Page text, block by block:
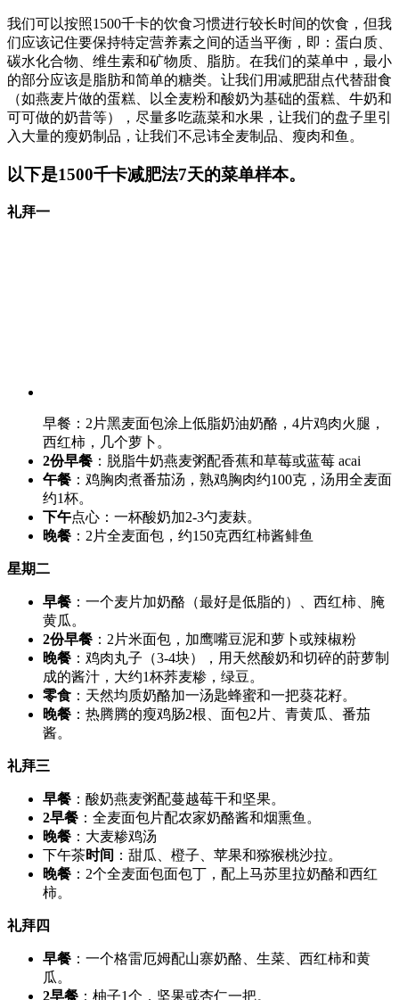
我们可以按照1500千卡的饮食习惯进行较长时间的饮食，但我
们应该记住要保持特定营养素之间的适当平衡，即：蛋白质、
碳水化合物、维生素和矿物质、脂肪。在我们的菜单中，最小
的部分应该是脂肪和简单的糖类。让我们用减肥甜点代替甜食
（如燕麦片做的蛋糕、以全麦粉和酸奶为基础的蛋糕、牛奶和
可可做的奶昔等），尽量多吃蔬菜和水果，让我们的盘子里引
入大量的瘦奶制品，让我们不忌讳全麦制品、瘦肉和鱼。
以下是1500千卡减肥法7天的菜单样本。
礼拜一
早餐：2片黑麦面包涂上低脂奶油奶酪，4片鸡肉火腿，
西红柿，几个萝卜。
2份早餐 ：脱脂牛奶燕麦粥配香蕉和草莓或蓝莓 acai
午餐 ：鸡胸肉煮番茄汤，熟鸡胸肉约100克，汤用全麦面
约1杯。
下午点心：一杯酸奶加2-3勺麦麸。
晚餐 ：2片全麦面包，约150克西红柿酱鲱鱼
星期二
早餐 ：一个麦片加奶酪（最好是低脂的）、西红柿、腌
黄瓜。
2份早餐 ：2片米面包，加鹰嘴豆泥和萝卜或辣椒粉
晚餐 ：鸡肉丸子（3-4块），用天然酸奶和切碎的莳萝制
成的酱汁，大约1杯荞麦糁，绿豆。
零食 ：天然均质奶酪加一汤匙蜂蜜和一把葵花籽。
晚餐 ：热腾腾的瘦鸡肠2根、面包2片、青黄瓜、番茄
酱。
礼拜三
早餐 ：酸奶燕麦粥配蔓越莓干和坚果。
2早餐 ：全麦面包片配农家奶酪酱和烟熏鱼。
晚餐 ：大麦糁鸡汤
下午茶时间 ：甜瓜、橙子、苹果和猕猴桃沙拉。
晚餐 ：2个全麦面包面包丁，配上马苏里拉奶酪和西红
柿。
礼拜四
早餐 ：一个格雷厄姆配山寨奶酪、生菜、西红柿和黄
瓜。
2早餐 ：柚子1个，坚果或杏仁一把。